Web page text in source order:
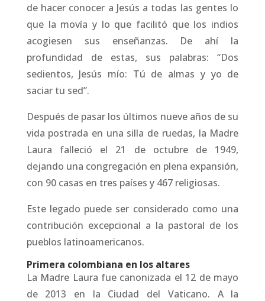
de hacer conocer a Jesús a todas las gentes lo
que la movía y lo que facilitó que los indios
acogiesen sus enseñanzas. De ahí la
profundidad de estas, sus palabras: “Dos
sedientos, Jesús mío: Tú de almas y yo de
saciar tu sed”.
Después de pasar los últimos nueve años de su
vida postrada en una silla de ruedas, la Madre
Laura falleció el 21 de octubre de 1949,
dejando una congregación en plena expansión,
con 90 casas en tres países y 467 religiosas.
Este legado puede ser considerado como una
contribución excepcional a la pastoral de los
pueblos latinoamericanos.
Primera colombiana en los altares
La Madre Laura fue canonizada el 12 de mayo
de 2013 en la Ciudad del Vaticano. A la